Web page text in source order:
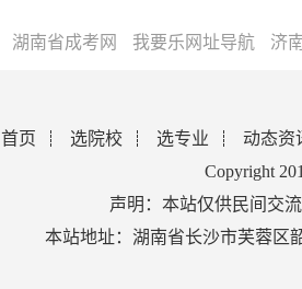
湖南省成考网 我要乐网址导航 济
首页 选院校 选专业
动态资
Copyright
声明：本站仅供民间交
本站地址：湖南省长沙市芙蓉区